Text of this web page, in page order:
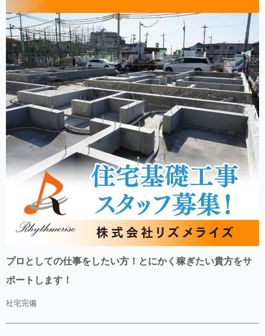
プロとしての仕事をしたい方！とにかく稼ぎたい貴方をサ
ポートします！
社宅完備